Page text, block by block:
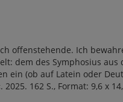
offenstehende. Ich
dem des Symphosius aus
ein (ob auf Latein oder
162 S., Format: 9,6 x